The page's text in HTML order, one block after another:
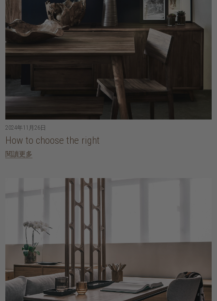
2024年11月26日
How to choose the right
閱讀更多